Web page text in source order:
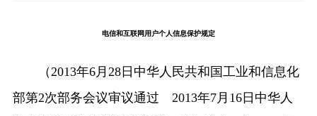
电信和互联网用户个人信息保护规定
（2013年6月28日中华人民共和国工业和信息化
部第2次部务会议审议通过 2013年7月16日中华人